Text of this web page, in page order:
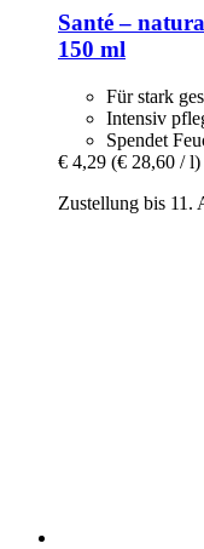
Santé –
150 ml
Für stark
Intensiv
Spendet
€ 4,29 (€ 28,60 / l)
Zustellung bis 11.